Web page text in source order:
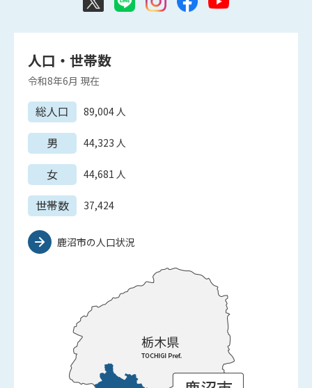
人口・世帯数
令和8年6月 現在
総人口 89,004 人
男 44,323 人
女 44,681 人
世帯数 37,424
鹿沼市の人口状況